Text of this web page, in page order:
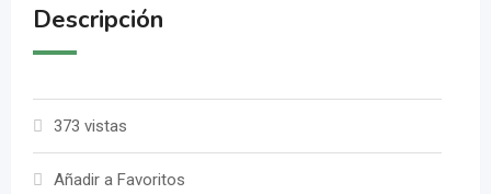
Descripción
373 vistas
Añadir a Favoritos